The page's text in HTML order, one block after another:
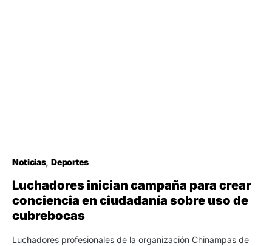
Noticias Deportes
Luchadores inician campaña para crear
conciencia en ciudadanía sobre uso de
cubrebocas
Luchadores profesionales de la organización Chinampas de